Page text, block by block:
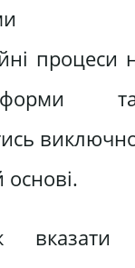
процеси
форми
основі.